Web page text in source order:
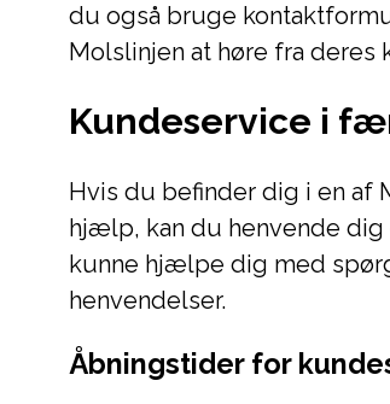
du også bruge
Molslinjen at høre fra
Kundeservice i
Hvis du befinder dig i en
hjælp, kan du henvende
kunne hjælpe dig med
henvendelser.
Åbningstider for